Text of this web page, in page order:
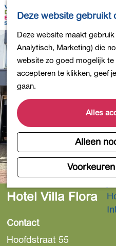
Deze website gebruikt
Deze website maakt
Analytisch, Marketing) die
website zo goed mogelijk
accepteren te klikken, geef
gaan.
Alles
Alleen
G
a
a
r
d
e
h
o
m
e
K
a
r
t
Z
e
k
e
n
e
n
u
Hotel Villa Flora
Contact
Hoofdstraat 55